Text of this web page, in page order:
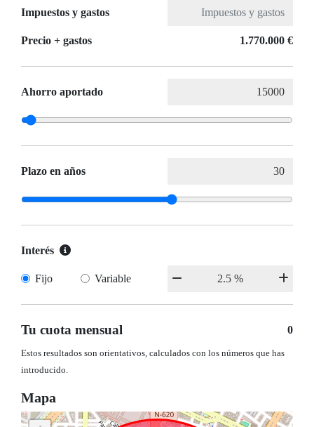
Impuestos y gastos
Precio + gastos 1.770.000 €
Ahorro aportado
Plazo en años
Interés
Fijo Variable
Tu cuota mensual 0
Estos resultados son orientativos, calculados con los números que has
introducido.
Mapa